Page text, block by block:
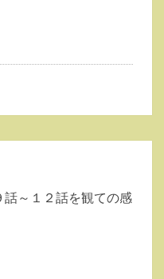
話～１２話を観ての感